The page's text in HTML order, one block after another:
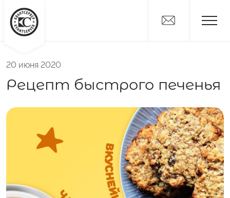
20 июня 2020
Рецепт быстрого печенья
Новости
Дистрибьюторам
Вакансии
Слайсы